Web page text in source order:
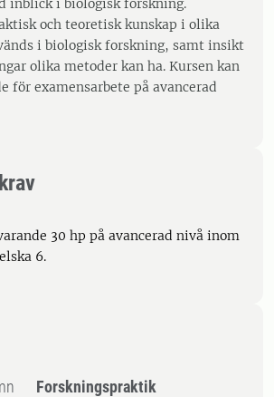
inblick i biologisk forskning.
och teoretisk kunskap i olika
i biologisk forskning, samt insikt
olika metoder kan ha. Kursen kan
för examensarbete på avancerad
30 hp på avancerad nivå inom
6.
Forskningspraktik